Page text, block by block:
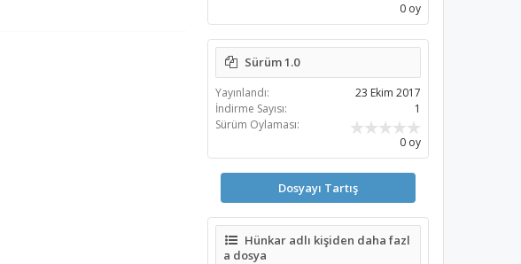
0 oy
Sürüm 1.0
Yayınlandı:
23 Ekim 2017
İndirme Sayısı:
1
Sürüm Oylaması:
0 oy
Dosyayı Tartış
Hünkar adlı kişiden daha fazl
a dosya